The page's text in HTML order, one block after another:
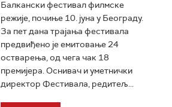
Балкански фестивал филмске
режије, почиње 10. јуна у Београду.
За пет дана трајања фестивала
предвиђено је емитовање 24
остварења, од чега чак 18
премијера. Оснивач и уметнички
директор Фестивала, редитељ...